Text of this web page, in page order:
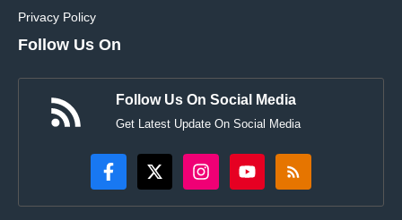
Privacy Policy
Follow Us On
Follow Us On Social Media
Get Latest Update On Social Media